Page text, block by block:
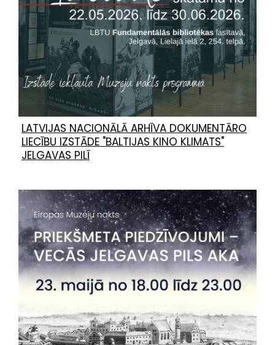
LATVIJAS NACIONĀLĀ ARHĪVA DOKUMENTĀRO
LIECĪBU IZSTĀDE "BALTIJAS KINO KLIMATS"
JELGAVAS PILĪ